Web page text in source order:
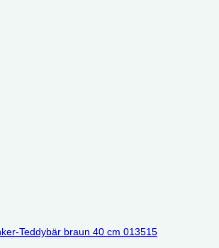
Teddybär braun 40 cm 013515